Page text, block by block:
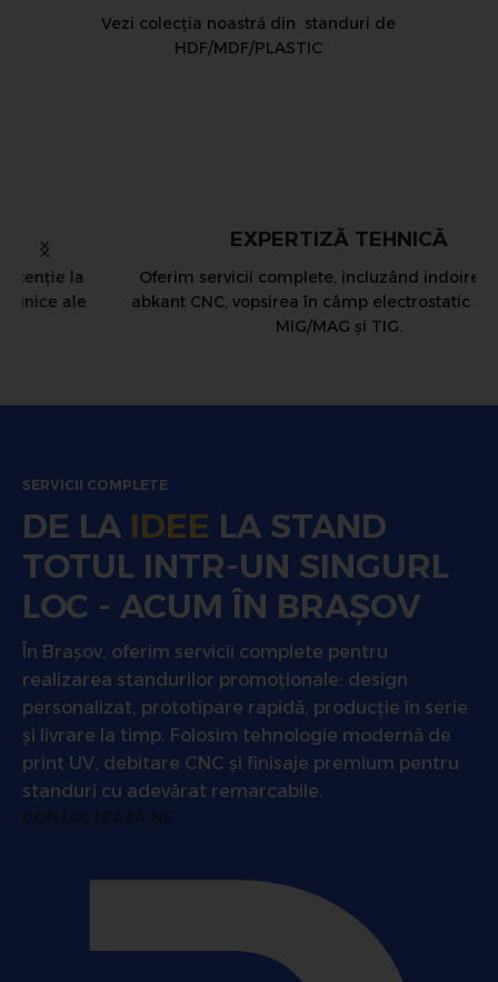
Vezi colecția noastră din standuri de
HDF/MDF/PLASTIC
Oferim servicii complete, incluzând indoirea tablei
abkant CNC, vopsirea în câmp electrostatic și sudura
MIG/MAG și TIG.
SERVICII COMPLETE
DE LA IDEE LA STAND
TOTUL INTR-UN SINGURL
LOC - ACUM ÎN BRAȘOV
În Brașov, oferim servicii complete pentru
realizarea standurilor promoționale: design
personalizat, prototipare rapidă, producție în serie
și livrare la timp. Folosim tehnologie modernă de
print UV, debitare CNC și finisaje premium pentru
standuri cu adevărat remarcabile.
CONTACTEAZĂ-NE